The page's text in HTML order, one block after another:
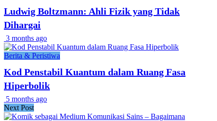
Ludwig Boltzmann: Ahli Fizik yang Tidak
Dihargai
3 months ago
Berita & Peristiwa
Kod Penstabil Kuantum dalam Ruang Fasa
Hiperbolik
5 months ago
Next Post